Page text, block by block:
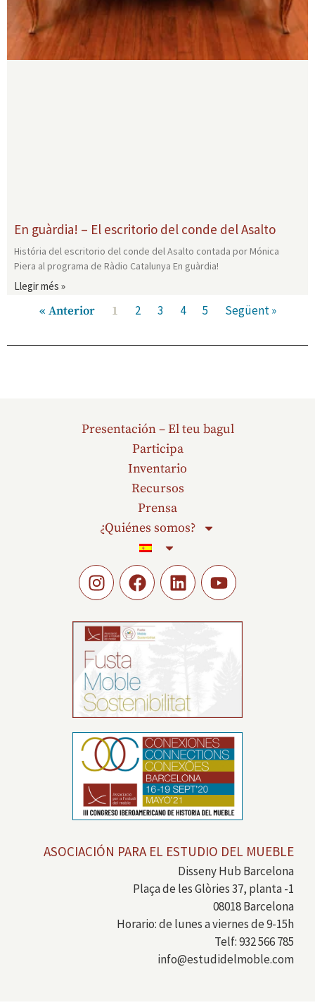
En guàrdia! – El escritorio del conde del Asalto
História del escritorio del conde del Asalto contada por Mónica
Piera al programa de Ràdio Catalunya En guàrdia!
Llegir més »
« Anterior 1 2 3 4 5 Següent »
Presentación – El teu bagul
Participa
Inventario
Recursos
Prensa
¿Quiénes somos?
ASOCIACIÓN PARA EL ESTUDIO DEL MUEBLE
Disseny Hub Barcelona
Plaça de les Glòries 37, planta -1
08018 Barcelona
Horario: de lunes a viernes de 9-15h
Telf: 932 566 785
info@estudidelmoble.com